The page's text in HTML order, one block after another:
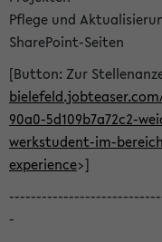
Pflege und
SharePoint-Seiten
[Button: Zur
90a0-5d109b7a72c2-
werkstudent-im-
experience>]
-